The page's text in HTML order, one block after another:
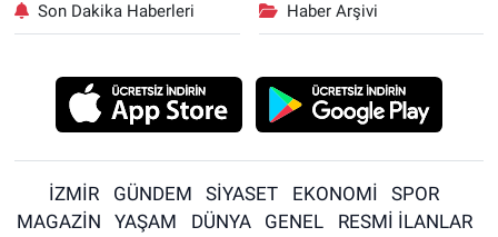
Son Dakika Haberleri Haber Arşivi
İZMİR GÜNDEM SİYASET EKONOMİ
SPOR
MAGAZİN
YAŞAM DÜNYA GENEL
RESMİ İLANLAR